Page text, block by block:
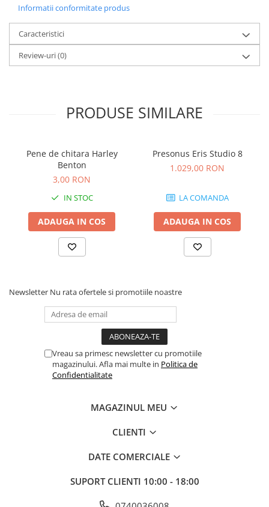
Accesorii DJ
Accesorii Pick-up si Vinyl
Case-uri DJ
Controllere MIDI - USB DAW
Platane DJ
Samplere si controllere
Cabluri adaptoare, cabluri Y
Cabluri audio
Cabluri de boxe
Cabluri de microfon
Cabluri la metru
Cabluri MIDI si audio digitale
Cabluri multicore
Standuri stative si pupitre
Pachete si bundle
Informatii conformitate produs
Caracteristici
Review-uri(0)
PRODUSE SIMILARE
Pene de chitara Harley
Benton
3,00 RON
IN STOC
ADAUGA IN COS
Presonus Eris Studio 8
1.029,00 RON
LA COMANDA
ADAUGA IN COS
Newsletter Nu rata ofertele si promotiile noastre
Vreau sa primesc newsletter cu promotiile
magazinului. Afla mai multe in Politica de
Confidentialitate
MAGAZINUL MEU
CLIENTI
DATE COMERCIALE
SUPORT CLIENTI 10:00 - 18:00